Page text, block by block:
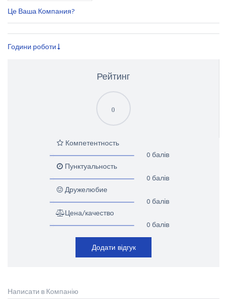
Це Ваша Компания?
Години роботи
Рейтинг
0
Компетентность
0 балів
Пунктуальность
0 балів
Дружелюбие
0 балів
Цена/качество
0 балів
Додати відгук
Написати в Компанію